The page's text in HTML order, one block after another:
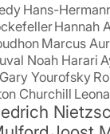
Hans-
Hannah
Marcus
Noah Harari
Gary Yourofsky
Churchill